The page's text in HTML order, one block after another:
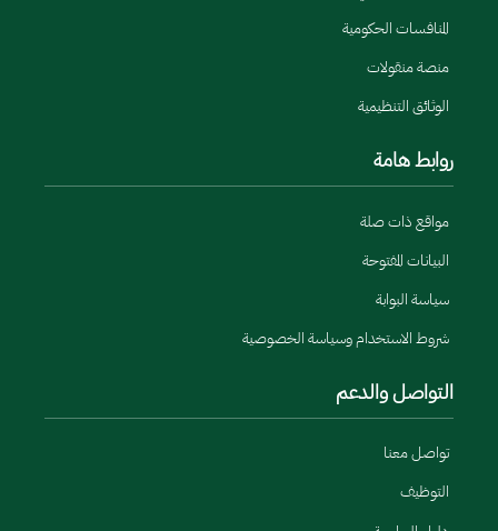
المنافسات الحكومية
منصة منقولات
الوثائق التنظيمية
روابط هامة
مواقع ذات صلة
البيانات المفتوحة
سياسة البوابة
شروط الاستخدام وسياسة الخصوصية
التواصل والدعم
تواصل معنا
التوظيف